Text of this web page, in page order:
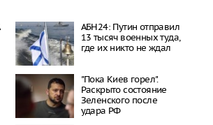
АБН24: Путин отправил
13 тысяч военных туда,
где их никто не ждал
"Пока Киев горел".
Раскрыто состояние
Зеленского после
удара РФ